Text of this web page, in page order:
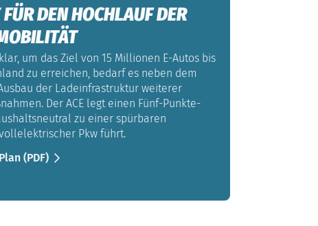
DEN HOCHLAUF DER
um das Ziel von 15 Millionen E-Autos bis
zu erreichen, bedarf es neben dem
der Ladeinfrastruktur weiterer
Der ACE legt einen Fünf-Punkte-
zu einer spürbaren
Pkw führt.
(PDF)